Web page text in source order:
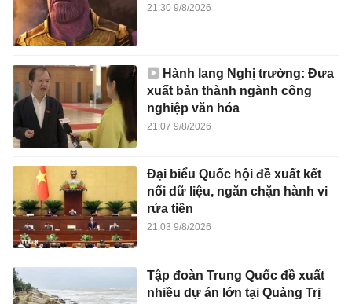
21:30 9/8/2026
Hành lang Nghị trường: Đưa
xuất bản thành ngành công
nghiệp văn hóa
21:07 9/8/2026
Đại biểu Quốc hội đề xuất kết
nối dữ liệu, ngăn chặn hành vi
rửa tiền
21:03 9/8/2026
Tập đoàn Trung Quốc đề xuất
nhiều dự án lớn tại Quảng Trị